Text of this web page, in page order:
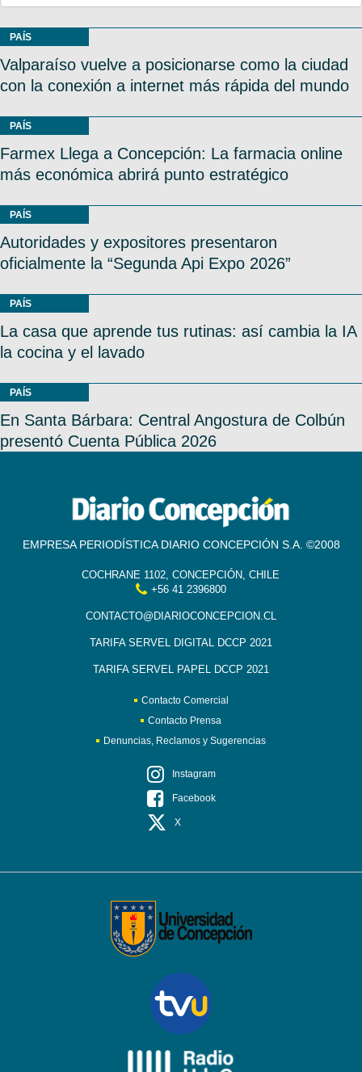
PAÍS
Valparaíso vuelve a posicionarse como la ciudad
con la conexión a internet más rápida del mundo
PAÍS
Farmex Llega a Concepción: La farmacia online
más económica abrirá punto estratégico
PAÍS
Autoridades y expositores presentaron
oficialmente la “Segunda Api Expo 2026”
PAÍS
La casa que aprende tus rutinas: así cambia la IA
la cocina y el lavado
PAÍS
En Santa Bárbara: Central Angostura de Colbún
presentó Cuenta Pública 2026
EMPRESA PERIODÍSTICA DIARIO CONCEPCIÓN S.A. ©2008
COCHRANE 1102, CONCEPCIÓN, CHILE
+56 41 2396800
CONTACTO@DIARIOCONCEPCION.CL
TARIFA SERVEL DIGITAL DCCP 2021
TARIFA SERVEL PAPEL DCCP 2021
Contacto Comercial
Contacto Prensa
Denuncias, Reclamos y Sugerencias
Instagram
Facebook
X